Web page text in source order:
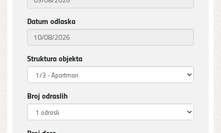
Datum odlaska
Struktura objekta
Broj odraslih